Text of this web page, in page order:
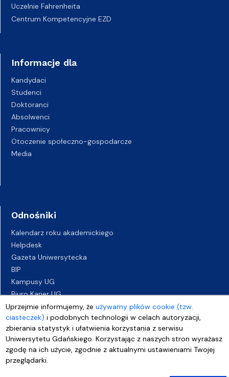
Uprzejmie informujemy, żeużywamy plików cookie (tzw.
ciasteczek) i podobnych technologii w celach autoryzacji,
zbierania statystyk i ułatwienia korzystania z serwisu
Uniwersytetu Gdańskiego. Korzystając z naszych stron wyrażasz
zgodę na ich użycie, zgodnie z aktualnymi ustawieniami Twojej
przeglądarki.
Uczelnie Fahrenheita
Centrum Kompetencyjne EZD
Informacje dla
Kandydaci
Studenci
Doktoranci
Absolwenci
Pracownicy
Otoczenie społeczno-gospodarcze
Media
Odnośniki
Kalendarz roku akademickiego
Helpdesk
Gazeta Uniwersytecka
BIP
Kampusy UG
Biuro Karier UG
Oferty pracy
Deklaracja dostępności